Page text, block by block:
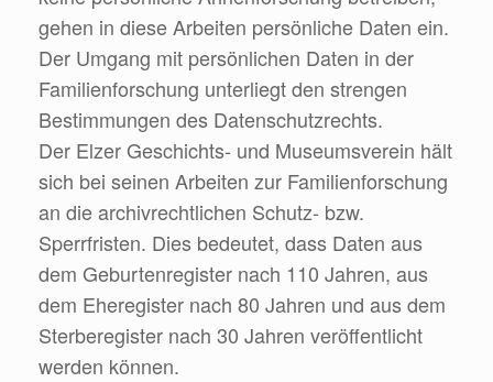
gehen in diese Arbeiten persönliche Daten ein.
Der Umgang mit persönlichen Daten in der
Familienforschung unterliegt den strengen
Bestimmungen des Datenschutzrechts.
Der Elzer Geschichts- und Museumsverein hält
sich bei seinen Arbeiten zur Familienforschung
an die archivrechtlichen Schutz- bzw.
Sperrfristen. Dies bedeutet, dass Daten aus
dem Geburtenregister nach 110 Jahren, aus
dem Eheregister nach 80 Jahren und aus dem
Sterberegister nach 30 Jahren veröffentlicht
werden können.